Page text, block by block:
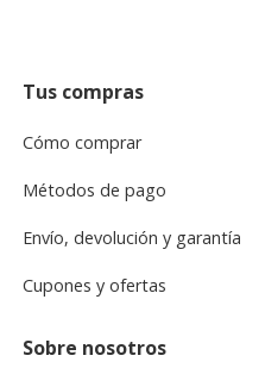
Tus compras
Cómo comprar
Métodos de pago
Envío, devolución y garantía
Cupones y ofertas
Sobre nosotros